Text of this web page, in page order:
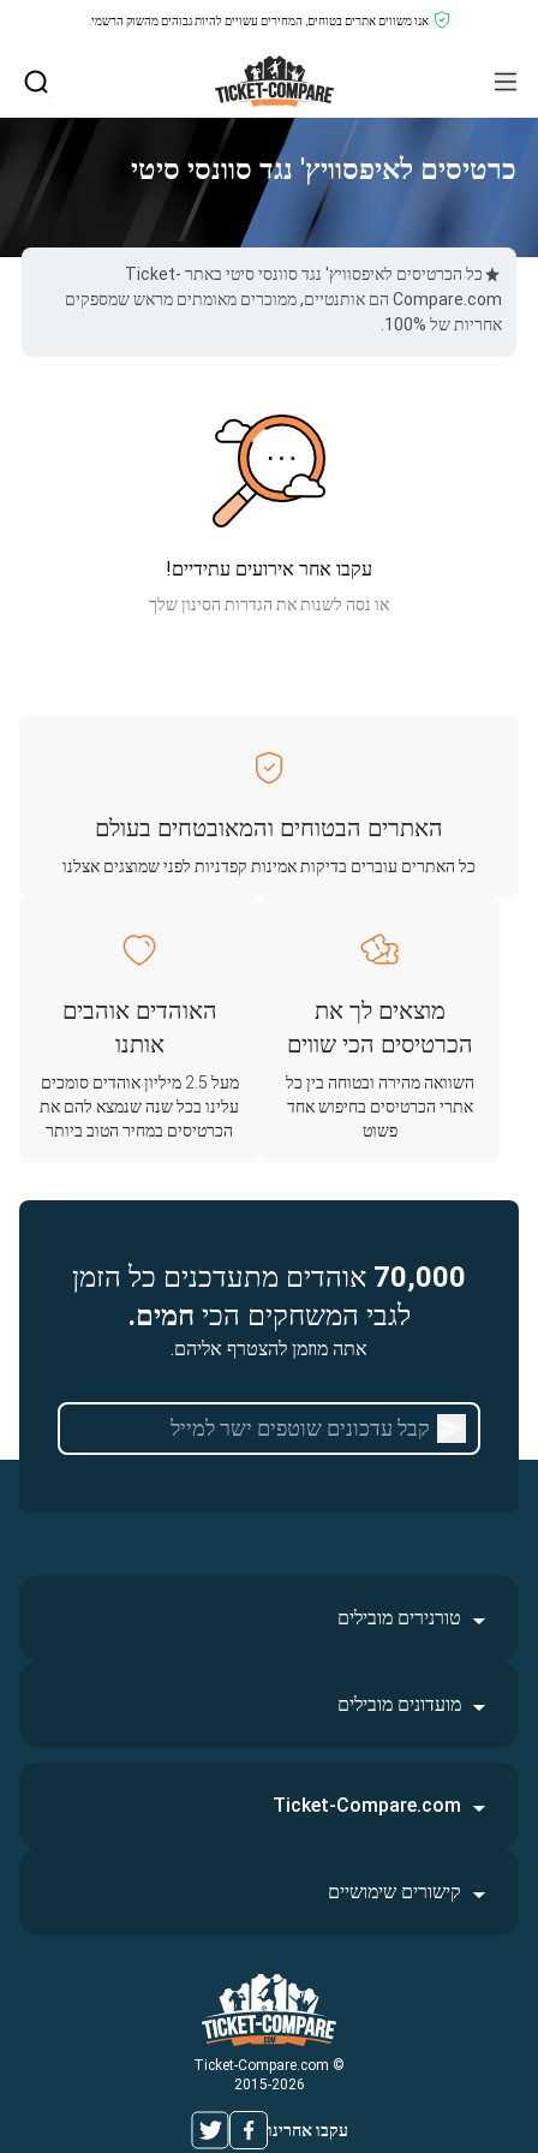
אנו משווים אתרים בטוחים, המחירים עשויים להיות גבוהים מהשוק הרשמי.
כרטיסים לאיפסוויץ' נגד סוונסי סיטי
כל הכרטיסים לאיפסוויץ' נגד סוונסי סיטי באתר Ticket-
Compare.com הם אותנטיים, ממוכרים מאומתים מראש שמספקים
אחריות של 100%.
עקבו אחר אירועים עתידיים!
או נסה לשנות את הגדרות הסינון שלך
האתרים הבטוחים והמאובטחים בעולם
כל האתרים עוברים בדיקות אמינות קפדניות לפני שמוצגים אצלנו
מוצאים לך את
הכרטיסים הכי שווים
השוואה מהירה ובטוחה בין כל
אתרי הכרטיסים בחיפוש אחד
פשוט
האוהדים אוהבים
אותנו
מעל 2.5 מיליון אוהדים סומכים
עלינו בכל שנה שנמצא להם את
הכרטיסים במחיר הטוב ביותר
70,000 אוהדים מתעדכנים כל הזמן
לגבי המשחקים הכי חמים.
אתה מוזמן להצטרף אליהם.
טורנירים מובילים
מועדונים מובילים
© Ticket-Compare.com
2015-2026
עקבו אחרינו
Ticket-Compare.com
קישורים שימושיים